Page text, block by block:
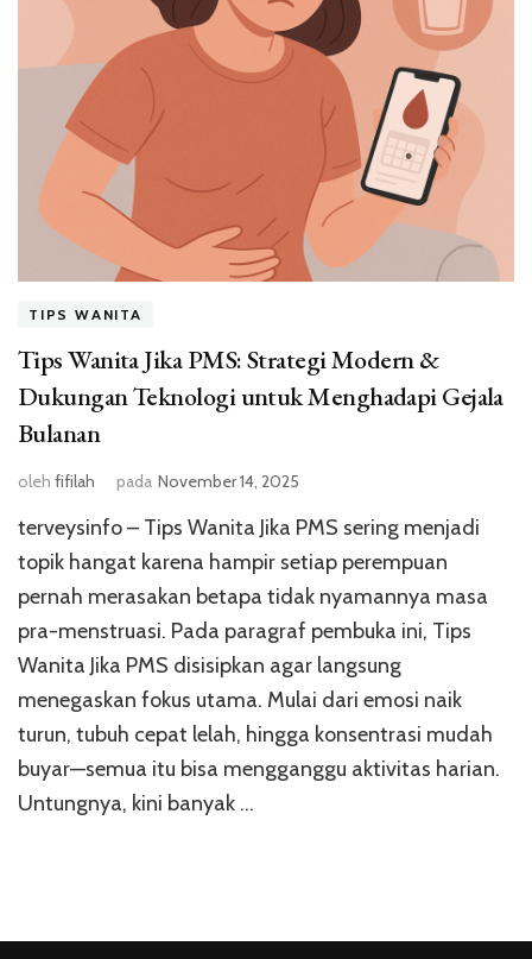
TIPS WANITA
Tips Wanita Jika PMS: Strategi Modern &
Dukungan Teknologi untuk Menghadapi Gejala
Bulanan
oleh fifilah pada November 14, 2025
terveysinfo – Tips Wanita Jika PMS sering menjadi
topik hangat karena hampir setiap perempuan
pernah merasakan betapa tidak nyamannya masa
pra-menstruasi. Pada paragraf pembuka ini, Tips
Wanita Jika PMS disisipkan agar langsung
menegaskan fokus utama. Mulai dari emosi naik
turun, tubuh cepat lelah, hingga konsentrasi mudah
buyar—semua itu bisa mengganggu aktivitas harian.
Untungnya, kini banyak …